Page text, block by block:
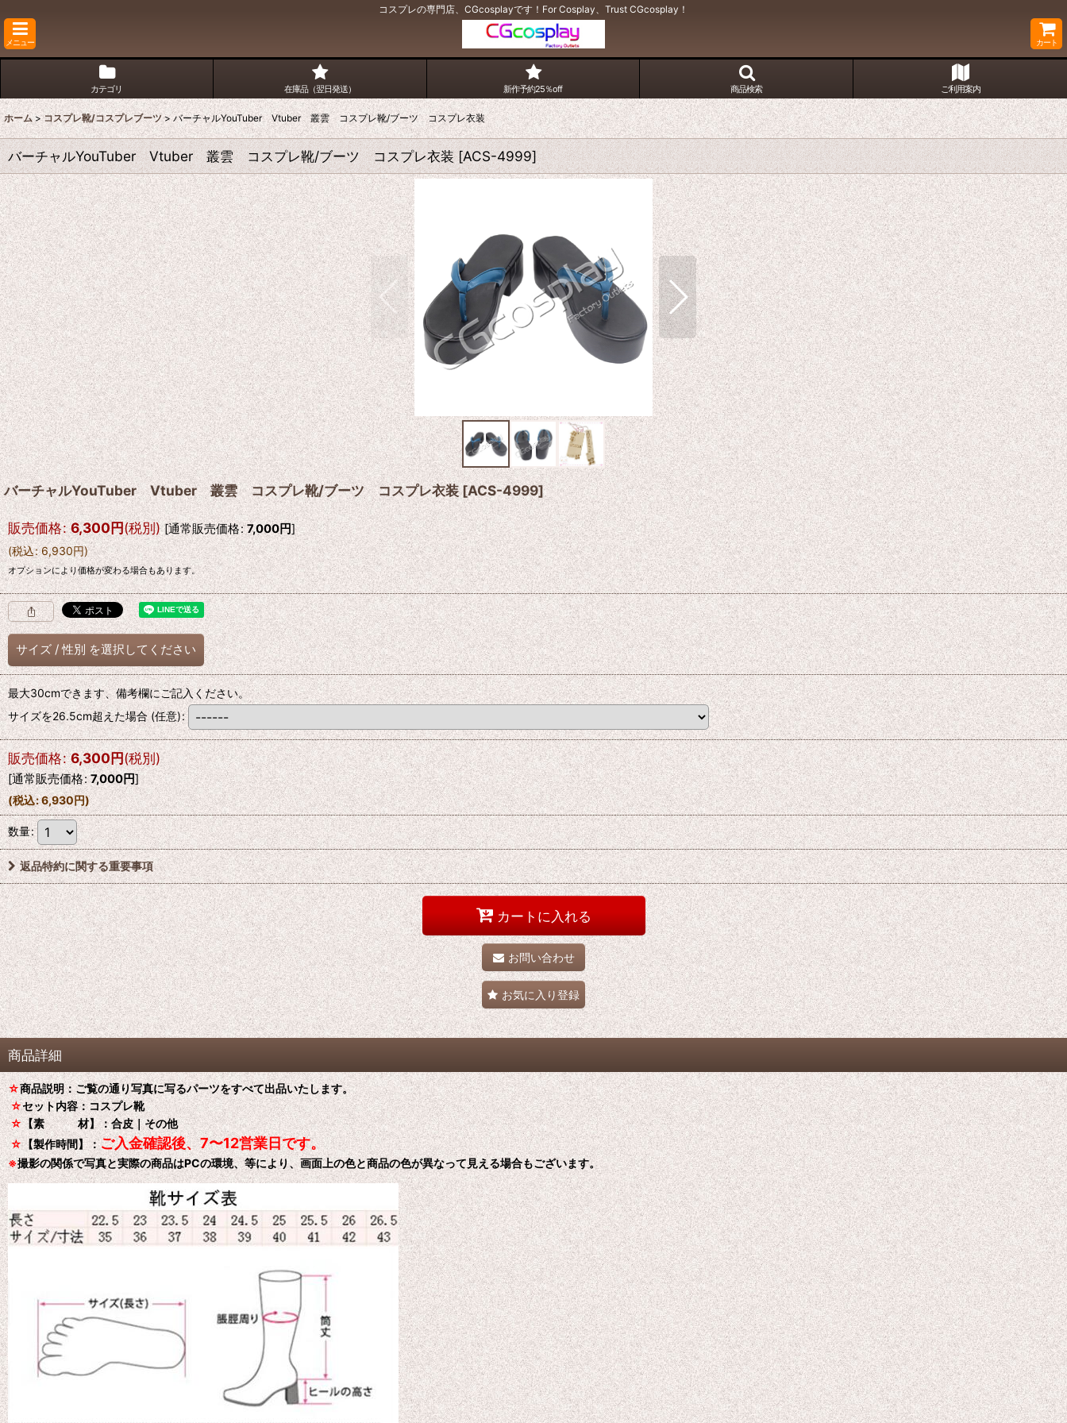
コスプレの専門店、CGcosplayです！For Cosplay、Trust CGcosplay！
メニュー カート
カテゴリ 在庫品（翌日発送） 新作予約25％off 商品検索 ご利用案内
ホーム > コスプレ靴/コスプレブーツ > バーチャルYouTuber Vtuber 叢雲 コスプレ靴/ブーツ コスプレ衣装
バーチャルYouTuber Vtuber 叢雲 コスプレ靴/ブーツ コスプレ衣装 [ACS-4999]
バーチャルYouTuber Vtuber 叢雲 コスプレ靴/ブーツ コスプレ衣装 [ACS-4999]
販売価格: 6,300円(税別) [通常販売価格: 7,000円]
(税込: 6,930円)
オプションにより価格が変わる場合もあります。
サイズ / 性別 を選択してください
最大30cmできます、備考欄にご記入ください。
サイズを26.5cm超えた場合(任意):
販売価格: 6,300円(税別)
[通常販売価格: 7,000円]
(税込:6,930円)
数量:
返品特約に関する重要事項
カートに入れる
お問い合わせ
お気に入り登録
商品詳細
☆商品説明：ご覧の通り写真に写るパーツをすべて出品いたします。
☆セット内容：コスプレ靴
☆【素 材】：合皮｜その他
☆【製作時間】：ご入金確認後、7〜12営業日です。
※撮影の関係で写真と実際の商品はPCの環境、等により、画面上の色と商品の色が異なって見える場合もございます。